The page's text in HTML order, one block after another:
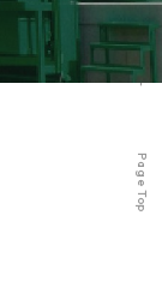
Page Top